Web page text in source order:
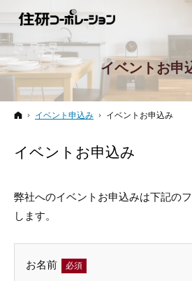
イベントお申
ホーム
イベント申込み イベントお申込み
イベントお申込み
弊社へのイベントお申込みは下記の
します。
お名前 必須